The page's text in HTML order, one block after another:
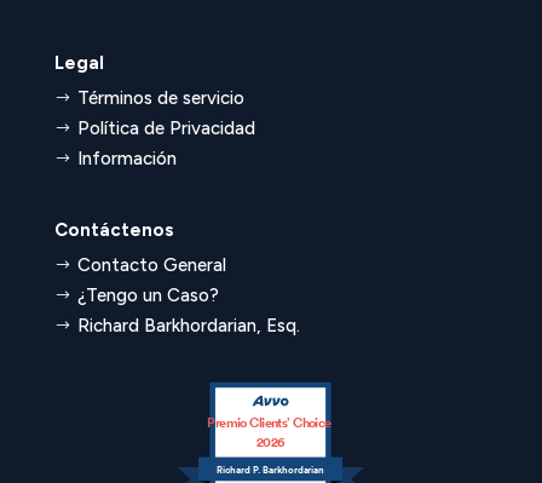
Legal
$ Términos de servicio
$ Política de Privacidad
$ Información
Contáctenos
$ Contacto General
$ ¿Tengo un Caso?
$ Richard Barkhordarian, Esq.
Richard P. Barkhordarian
Premio Clients’ Choice
2026